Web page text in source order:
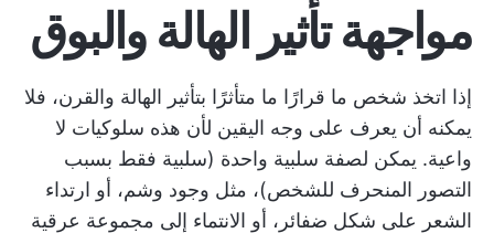
مواجهة تأثير الهالة والبوق
إذا اتخذ شخص ما قرارًا ما متأثرًا بتأثير الهالة والقرن، فلا
يمكنه أن يعرف على وجه اليقين لأن هذه سلوكيات لا
واعية. يمكن لصفة سلبية واحدة (سلبية فقط بسبب
التصور المنحرف للشخص)، مثل وجود وشم، أو ارتداء
الشعر على شكل ضفائر، أو الانتماء إلى مجموعة عرقية